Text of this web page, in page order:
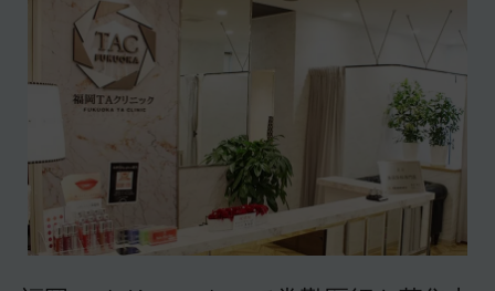
美容外科・美容皮膚科の医師転職体験談
美容クリニックインタビュー
美容医療の転職お役立ち記事
美容医療辞典
よくあるご質問